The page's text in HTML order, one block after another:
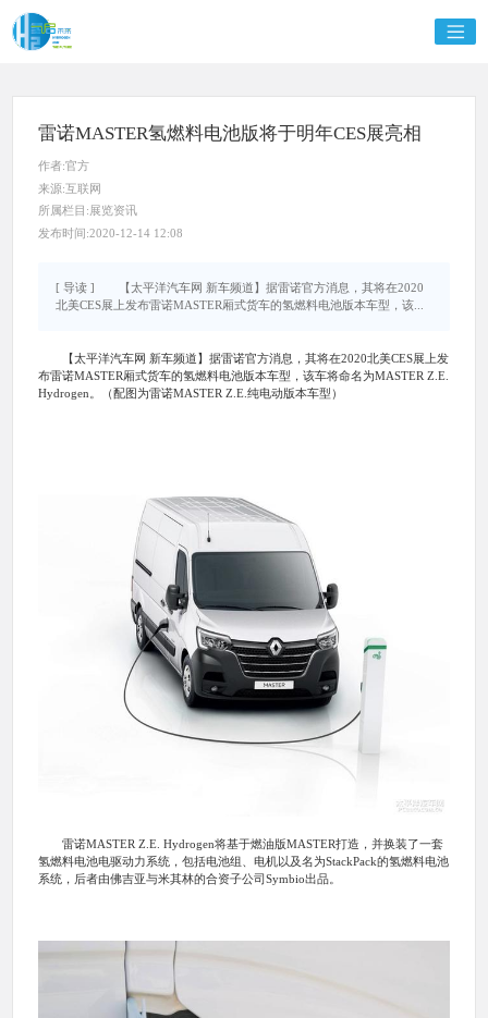
雷诺MASTER氢燃料电池版将于明年CES展亮相
作者:官方
来源:互联网
所属栏目:展览资讯
发布时间:2020-12-14 12:08
[ 导读 ] 【太平洋汽车网 新车频道】据雷诺官方消息，其将在2020
北美CES展上发布雷诺MASTER厢式货车的氢燃料电池版本车型，该...
【太平洋汽车网 新车频道】据雷诺官方消息，其将在2020北美CES展上发
布雷诺MASTER厢式货车的氢燃料电池版本车型，该车将命名为MASTER Z.E.
Hydrogen。（配图为雷诺MASTER Z.E.纯电动版本车型）
雷诺MASTER Z.E. Hydrogen将基于燃油版MASTER打造，并换装了一套
氢燃料电池电驱动力系统，包括电池组、电机以及名为StackPack的氢燃料电池
系统，后者由佛吉亚与米其林的合资子公司Symbio出品。